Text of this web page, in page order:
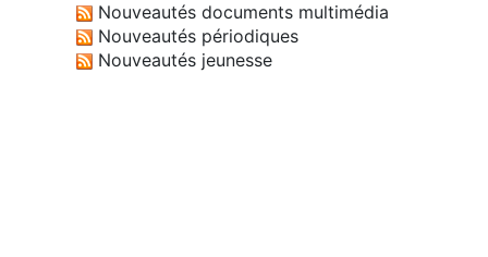
Nouveautés documents multimédia
Nouveautés périodiques
Nouveautés jeunesse